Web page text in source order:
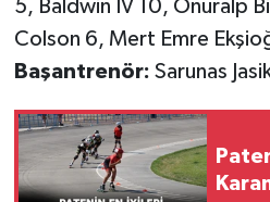
5, Baldwin IV 10, Onuralp
Colson 6, Mert Emre
Başantrenör: Sarunas